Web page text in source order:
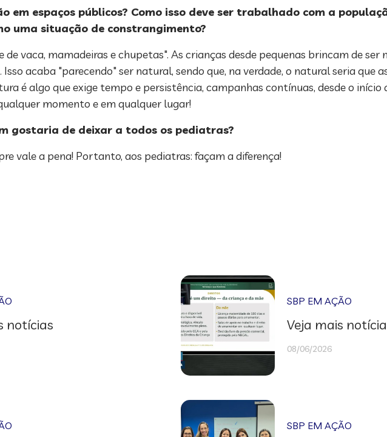
em espaços públicos? Como isso deve ser trabalhado com a
uma situação de constrangimento?
vaca, mamadeiras e chupetas". As crianças desde pequenas brincam de ser
acaba "parecendo" ser natural, sendo que, na verdade, o natural seria que
é algo que exige tempo e persistência, campanhas contínuas, desde o início
momento e em qualquer lugar!
gostaria de deixar a todos os pediatras?
vale a pena! Portanto, aos pediatras: façam a diferença!
notícias
SBP EM AÇÃO
Veja mais
08/06/2026
SBP EM AÇÃO